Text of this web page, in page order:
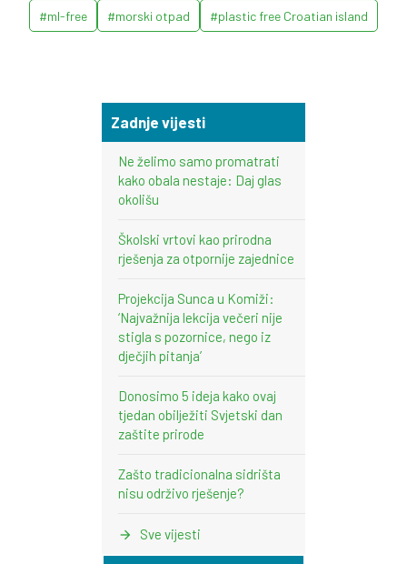
#ml-free #morski otpad #plastic free Croatian island
Zadnje vijesti
Ne želimo samo promatrati
kako obala nestaje: Daj glas
okolišu
Školski vrtovi kao prirodna
rješenja za otpornije zajednice
Projekcija Sunca u Komiži:
‘Najvažnija lekcija večeri nije
stigla s pozornice, nego iz
dječjih pitanja’
Donosimo 5 ideja kako ovaj
tjedan obilježiti Svjetski dan
zaštite prirode
Zašto tradicionalna sidrišta
nisu održivo rješenje?
Sve vijesti